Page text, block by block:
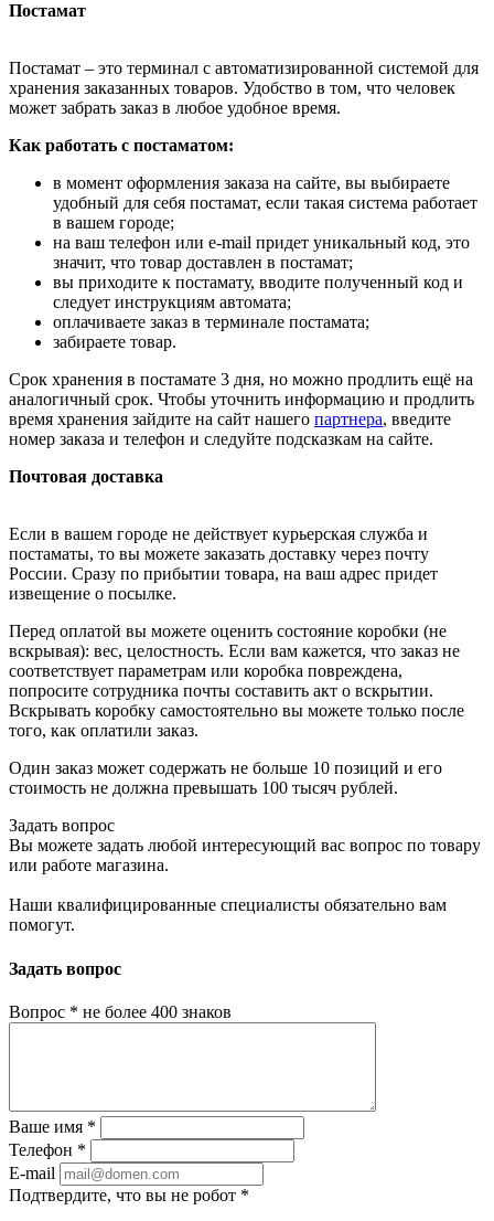
Постамат
Постамат – это терминал с автоматизированной системой для
хранения заказанных товаров. Удобство в том, что человек
может забрать заказ в любое удобное время.
Как работать с постаматом:
в момент оформления заказа на сайте, вы выбираете
удобный для себя постамат, если такая система работает
в вашем городе;
на ваш телефон или e-mail придет уникальный код, это
значит, что товар доставлен в постамат;
вы приходите к постамату, вводите полученный код и
следует инструкциям автомата;
оплачиваете заказ в терминале постамата;
забираете товар.
Срок хранения в постамате 3 дня, но можно продлить ещё на
аналогичный срок. Чтобы уточнить информацию и продлить
время хранения зайдите на сайт нашего партнера, введите
номер заказа и телефон и следуйте подсказкам на сайте.
Почтовая доставка
Если в вашем городе не действует курьерская служба и
постаматы, то вы можете заказать доставку через почту
России. Сразу по прибытии товара, на ваш адрес придет
извещение о посылке.
Перед оплатой вы можете оценить состояние коробки (не
вскрывая): вес, целостность. Если вам кажется, что заказ не
соответствует параметрам или коробка повреждена,
попросите сотрудника почты составить акт о вскрытии.
Вскрывать коробку самостоятельно вы можете только после
того, как оплатили заказ.
Один заказ может содержать не больше 10 позиций и его
стоимость не должна превышать 100 тысяч рублей.
Задать вопрос
Вы можете задать любой интересующий вас вопрос по товару
или работе магазина.
Наши квалифицированные специалисты обязательно вам
помогут.
Задать вопрос
Вопрос * не более 400 знаков
Ваше имя *
Телефон *
E-mail
Подтвердите, что вы не робот *